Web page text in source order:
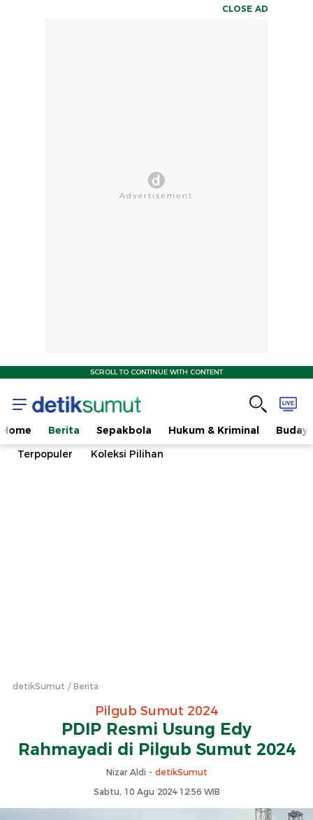
CLOSE AD
SCROLL TO CONTINUE WITH CONTENT
Home Berita Sepakbola Hukum & Kriminal
Terpopuler
Koleksi Pilihan
detikSumut Berita
Pilgub Sumut 2024
PDIP Resmi Usung Edy
Rahmayadi di Pilgub Sumut 2024
Nizar Aldi - detikSumut
Sabtu, 10 Agu 2024 12:56 WIB